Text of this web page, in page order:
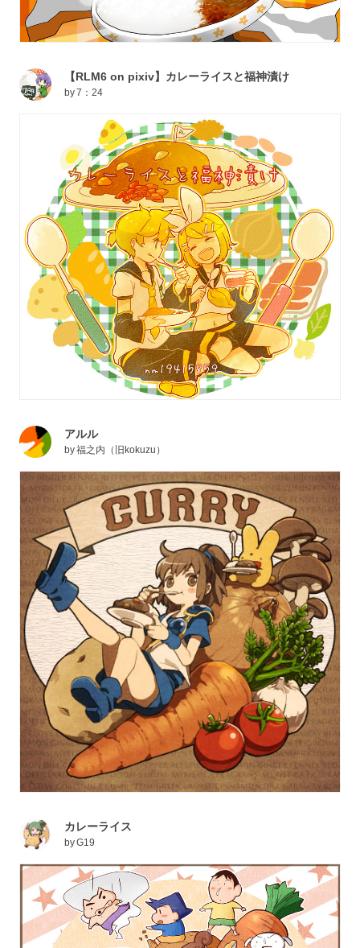
【RLM6 on pixiv】カレーライスと福神漬け
by7：24
アルル
by福之内（旧kokuzu）
カレーライス
byG19